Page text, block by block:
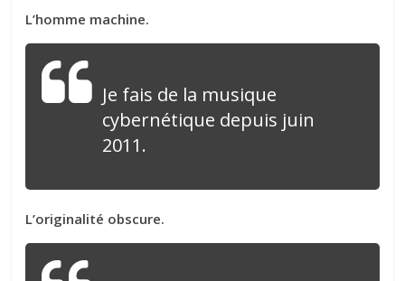
L’homme machine.
Je fais de la musique
cybernétique depuis juin
2011.
L’originalité obscure.